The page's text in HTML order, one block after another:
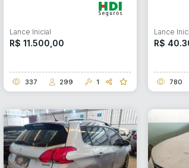
Lance Inicial
R$ 11.500,00
337 299 1
Lance
R$
780